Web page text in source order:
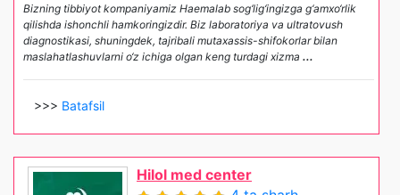
Bizning tibbiyot kompaniyamiz Haemalab sog‘lig‘ingizga g‘amxo‘rlik
qilishda ishonchli hamkoringizdir. Biz laboratoriya va ultratovush
diagnostikasi, shuningdek, tajribali mutaxassis-shifokorlar bilan
maslahatlashuvlarni o‘z ichiga olgan keng turdagi xizma ...
>>> Batafsil
Hilol med center